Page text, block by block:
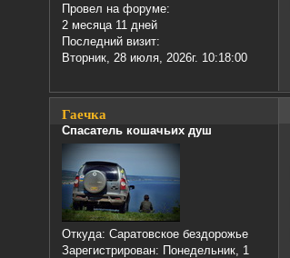
Провел на форуме:
2 месяца 11 дней
Последний визит:
Вторник, 28 июля, 2026г. 10:18:00
Гаечка
Спасатель кошачьих душ
Откуда: Саратовское бездорожье
Зарегистрирован: Понедельник, 1